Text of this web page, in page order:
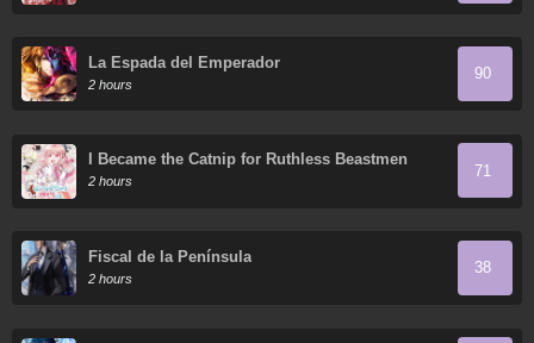
La Espada del Emperador
2 hours
90
I Became the Catnip for Ruthless Beastmen
2 hours
71
Fiscal de la Península
2 hours
38